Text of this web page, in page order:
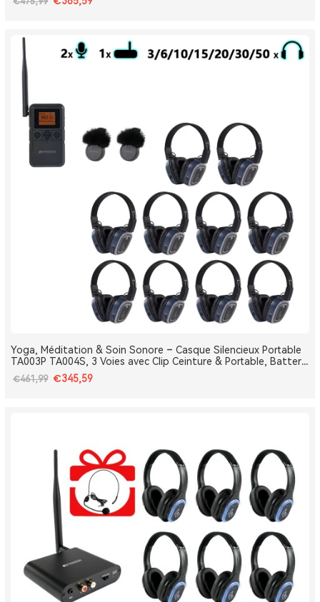
Yoga, Méditation & Soin Sonore – Casque Silencieux Portable
TA003P TA004S, 3 Voies avec Clip Ceinture & Portable, Batterie
Amovible, Bluetooth, Bass Boost
€461,99 €345,59